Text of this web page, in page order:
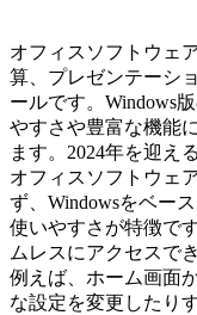
オフィスソフトウェ
算、プレゼンテーシ
ールです。Windows
やすさや豊富な機能
ます。2024年を迎え
オフィスソフトウェ
ず、Windowsをベー
使いやすさが特徴で
ムレスにアクセスで
例えば、ホーム画面
な設定を変更したり